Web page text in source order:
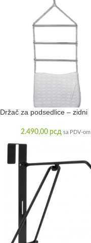
Držač za podsedlice – zidni
2.490,00 рсд sa PDV-om